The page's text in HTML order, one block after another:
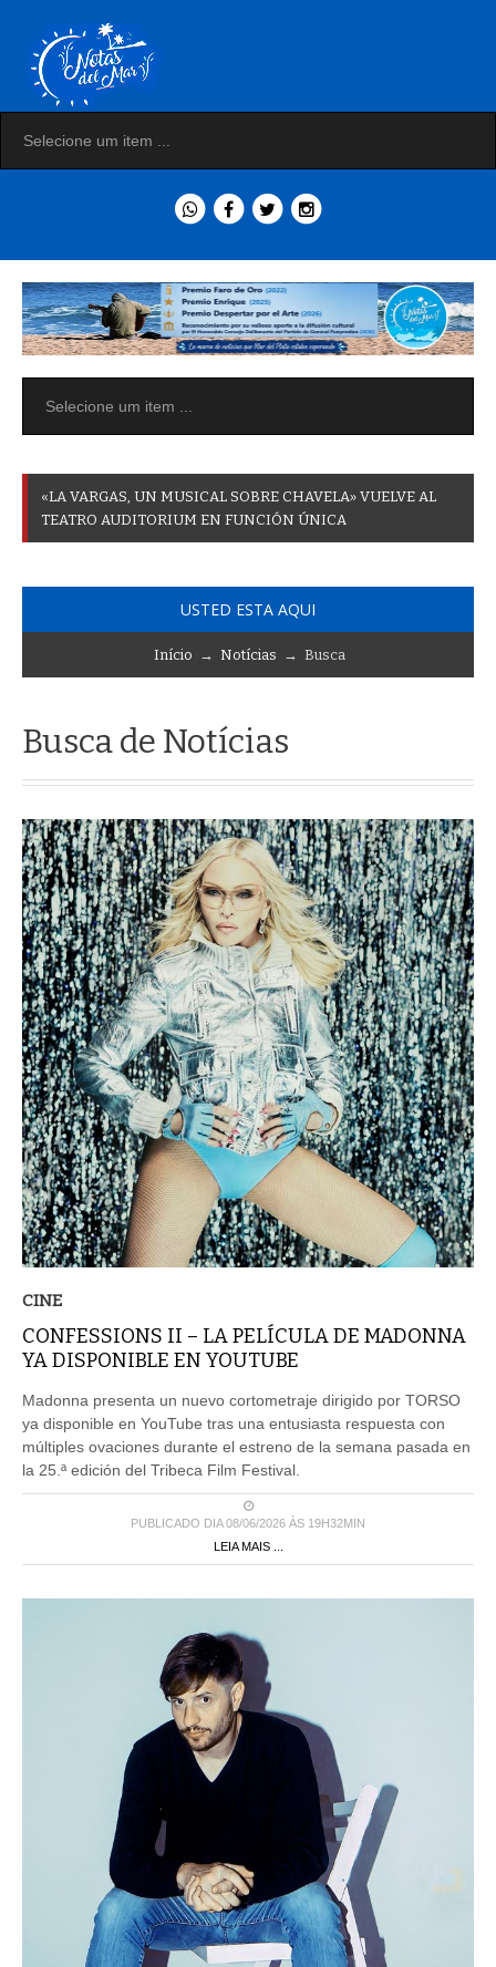
«LA VARGAS UN MUSICAL SOBRE CHAVELA» VUELVE AL
TEATRO AUDITORIUM EN FUNCIÓN ÚNICA
USTED ESTA AQUI
Início → Notícias → Busca
Busca de Notícias
CINE
CONFESSIONS II – LA PELÍCULA DE MADONNA
YA DISPONIBLE EN YOUTUBE
Madonna presenta un nuevo cortometraje dirigido por TORSO
ya disponible en YouTube tras una entusiasta respuesta con
múltiples ovaciones durante el estreno de la semana pasada en
la 25.ª edición del Tribeca Film Festival.
PUBLICADO DIA 08/06/2026 ÀS 19H32MIN
LEIA MAIS ...